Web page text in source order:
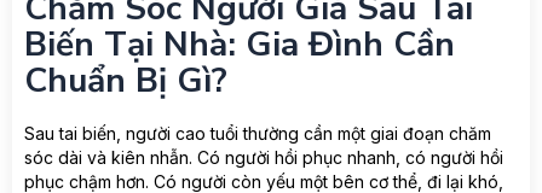
Biến Tại Nhà: Gia Đình Cần
Chuẩn Bị Gì?
Sau tai biến, người cao tuổi thường cần một giai đoạn chăm
sóc dài và kiên nhẫn. Có người hồi phục nhanh, có người hồi
phục chậm hơn. Có người còn yếu một bên cơ thể, đi lại khó,